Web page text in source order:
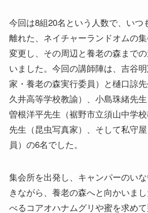
今回は8組20名という人数で、いつ
離れた、ネイチャーランドオムの
変更し、その周辺と養老の森まで
いました。今回の講師陣は、吉谷
家・養老の森実行委員）と樋口諒
久井高等学校教諭）、小島珠緒先生
曽根洋平先生（裾野市立須山中学
先生（昆虫写真家）、そして私守
員）の6名でした。
集会所を出発し、キャンパーのい
きながら、養老の森へと向かいま
べるコアオハナムグリや蜜を求め